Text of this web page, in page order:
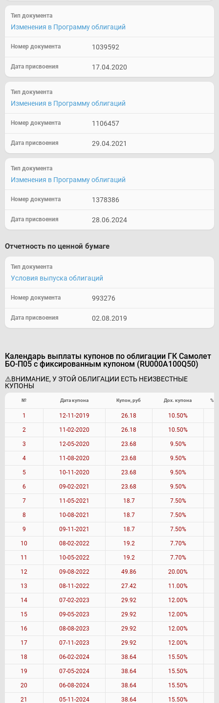
Изменения в Программу облигаций
1039592
17.04.2020
Изменения в Программу облигаций
1106457
29.04.2021
Изменения в Программу облигаций
1378386
28.06.2024
Отчетность по ценной бумаге
Тип документа
Условия выпуска облигаций
993276
02.08.2019
Календарь выплаты купонов по облигации ГК Самолет
БО-П05 с фиксированным купоном (RU000A100Q50)
⚠️ВНИМАНИЕ, У ЭТОЙ ОБЛИГАЦИИ ЕСТЬ НЕИЗВЕСТНЫЕ
КУПОНЫ
№ Дата купона Купон, руб Дох. купона %
1 12-11-2019 26.18 10.50%
2 11-02-2020 26.18 10.50%
3 12-05-2020 23.68 9.50%
4 11-08-2020 23.68 9.50%
5 10-11-2020 23.68 9.50%
6 09-02-2021 23.68 9.50%
7 11-05-2021 18.7 7.50%
8 10-08-2021 18.7 7.50%
9 09-11-2021 18.7 7.50%
10 08-02-2022 19.2 7.70%
11 10-05-2022 19.2 7.70%
12 09-08-2022 49.86 20.00%
13 08-11-2022 27.42 11.00%
14 07-02-2023 29.92 12.00%
15 09-05-2023 29.92 12.00%
16 08-08-2023 29.92 12.00%
17 07-11-2023 29.92 12.00%
18 06-02-2024 38.64 15.50%
19 07-05-2024 38.64 15.50%
20 06-08-2024 38.64 15.50%
21 05-11-2024 38.64 15.50%